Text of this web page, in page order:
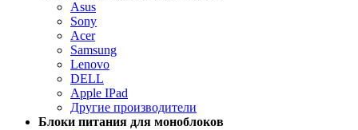
Asus
Sony
Acer
Samsung
Lenovo
DELL
Apple IPad
Другие производители
Блоки питания для моноблоков